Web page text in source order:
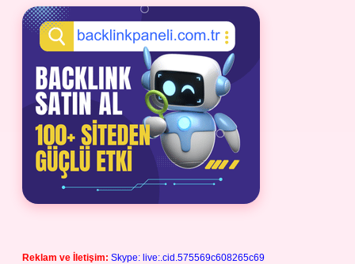
Reklam ve İletişim: Skype: live:.cid.575569c608265c69